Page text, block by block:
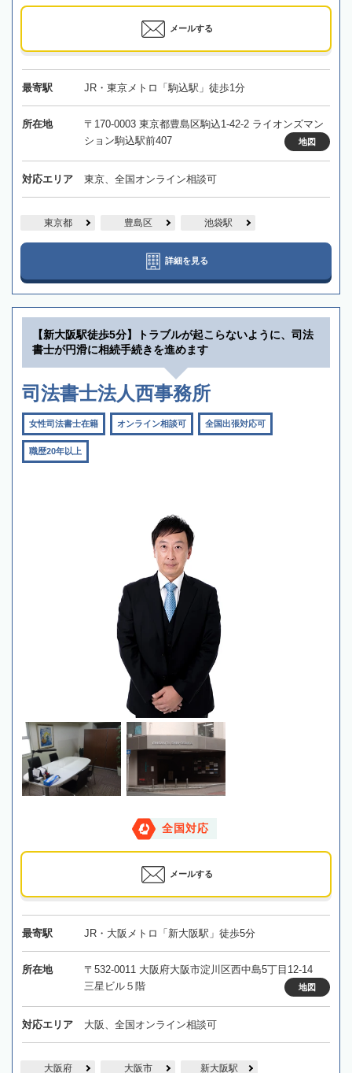
メールする
最寄駅 JR・東京メトロ「駒込駅」徒歩1分
所在地
〒170-0003 東京都豊島区駒込1-42-2 ライオンズマン
ション駒込駅前407
地図
対応エリア 東京、全国オンライン相談可
東京都 豊島区 池袋駅
詳細を見る
【新大阪駅徒歩5分】トラブルが起こらないように、司法
書士が円滑に相続手続きを進めます
司法書士法人西事務所
女性司法書士在籍 オンライン相談可 全国出張対応可
職歴20年以上
全国対応
メールする
最寄駅 JR・大阪メトロ「新大阪駅」徒歩5分
所在地
〒532-0011 大阪府大阪市淀川区西中島5丁目12-14
三星ビル５階
地図
対応エリア 大阪、全国オンライン相談可
大阪府 大阪市 新大阪駅